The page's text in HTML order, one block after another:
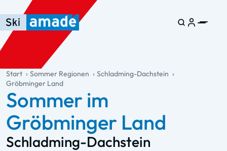
Zum Haupt-Inhalt springen
Springe zur Tabelle
Zur Haupt-Navigation springen
general.table-of-content
Start Sommer Regionen
Schladming-Dachstein
Gröbminger Land
Sommer im
Gröbminger Land
Schladming-Dachstein